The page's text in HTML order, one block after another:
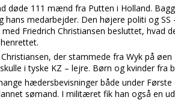
døde 111 mænd fra Putten i Holland.
hans medarbejder. Den højere politi og
Friedrich Christiansen besluttet, hvad
Christiansen, der stammede fra Wyk på
i tyske KZ – lejre. Børn og kvinder
hædersbevisninger både under
sømand. I militæret fik han også en